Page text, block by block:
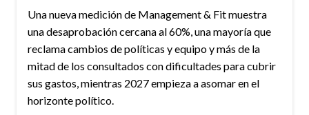
Una nueva medición de Management & Fit muestra
una desaprobación cercana al 60%, una mayoría que
reclama cambios de políticas y equipo y más de la
mitad de los consultados con dificultades para cubrir
sus gastos, mientras 2027 empieza a asomar en el
horizonte político.